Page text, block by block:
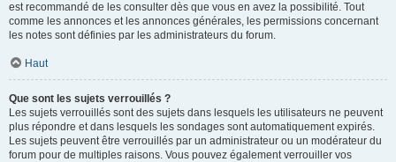
est recommandé de les consulter dès que vous en avez la possibilité. Tout
comme les annonces et les annonces générales, les permissions concernant
les notes sont définies par les administrateurs du forum.
Haut
Que sont les sujets verrouillés ?
Les sujets verrouillés sont des sujets dans lesquels les utilisateurs ne peuvent
plus répondre et dans lesquels les sondages sont automatiquement expirés.
Les sujets peuvent être verrouillés par un administrateur ou un modérateur du
forum pour de multiples raisons. Vous pouvez également verrouiller vos